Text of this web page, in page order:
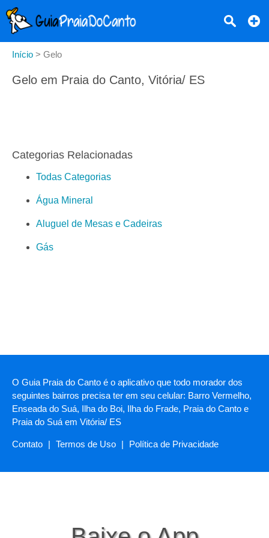
Início > Gelo
Gelo em Praia do Canto, Vitória/ ES
Categorias Relacionadas
Todas Categorias
Água Mineral
Aluguel de Mesas e Cadeiras
Gás
O Guia Praia do Canto é o aplicativo que todo morador dos
seguintes bairros precisa ter em seu celular: Barro Vermelho,
Enseada do Suá, Ilha do Boi, Ilha do Frade, Praia do Canto e
Praia do Suá em Vitória/ ES
Contato | Termos de Uso | Política de Privacidade